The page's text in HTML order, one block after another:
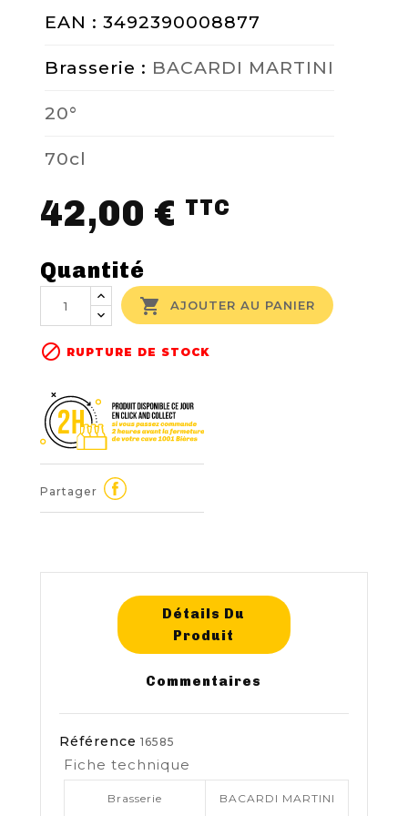
EAN : 3492390008877
Brasserie : BACARDI MARTINI
20°
70cl
42,00 € TTC
Quantité
 AJOUTER AU PANIER
 RUPTURE DE STOCK
Partager
Détails Du
Produit
Commentaires
Référence 16585
Fiche technique
Brasserie BACARDI MARTINI